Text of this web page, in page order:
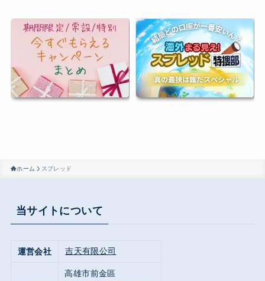
ホーム スプレッド
当サイトについて
運営会社 吉天有限公司
高雄市前金區